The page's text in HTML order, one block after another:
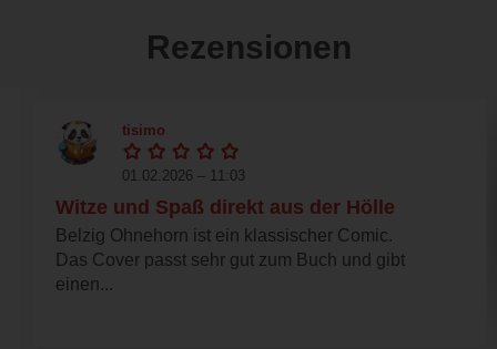
Rezensionen
tisimo
01.02.2026 – 11:03
Witze und Spaß direkt aus der Hölle
Belzig Ohnehorn ist ein klassischer Comic.
Das Cover passt sehr gut zum Buch und gibt
einen...